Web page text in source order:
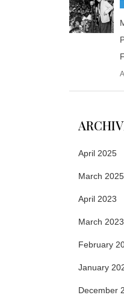
April 2025
March 2025
April 2023
March 2023
February
January
December